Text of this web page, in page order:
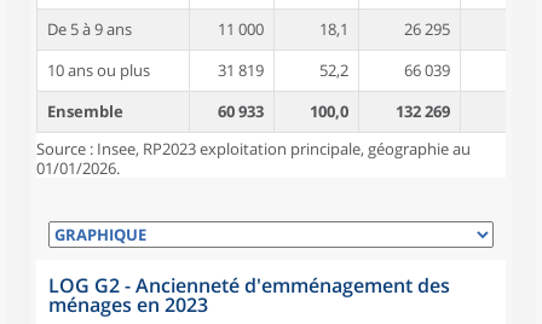
De 5 à 9 ans
11 000 18,1 26 295
10 ans ou plus
31 819 52,2 66 039
Ensemble
60 933 100,0 132 269
Source : Insee, RP2023 exploitation principale, géographie au
01/01/2026.
LOG G2 - Ancienneté d'emménagement des
ménages en 2023